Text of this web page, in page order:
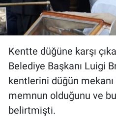
Kentte düğüne karşı
Belediye Başkanı Luigi
kentlerini düğün
memnun olduğunu ve
belirtmişti.